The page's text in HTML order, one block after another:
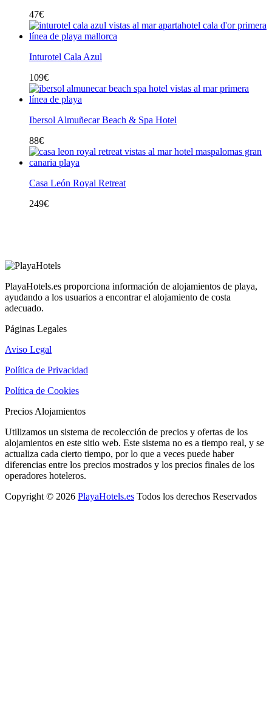
47€
Inturotel Cala Azul
109€
Ibersol Almuñecar Beach & Spa Hotel
88€
Casa León Royal Retreat
249€
PlayaHotels.es proporciona información de alojamientos de playa,
ayudando a los usuarios a encontrar el alojamiento de costa
adecuado.
Páginas Legales
Aviso Legal
Política de Privacidad
Política de Cookies
Precios Alojamientos
Utilizamos un sistema de recolección de precios y ofertas de los
alojamientos en este sitio web. Este sistema no es a tiempo real, y se
actualiza cada cierto tiempo, por lo que a veces puede haber
diferencias entre los precios mostrados y los precios finales de los
operadores hoteleros.
Copyright © 2026 PlayaHotels.es Todos los derechos Reservados